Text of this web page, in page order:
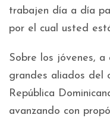
trabajen día a día
por el cual usted
Sobre los jóvenes, a
grandes aliados del
República
avanzando con